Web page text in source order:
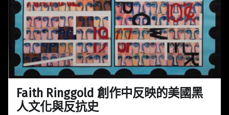
Faith Ringgold 創作中反映的美國黑
人文化與反抗史